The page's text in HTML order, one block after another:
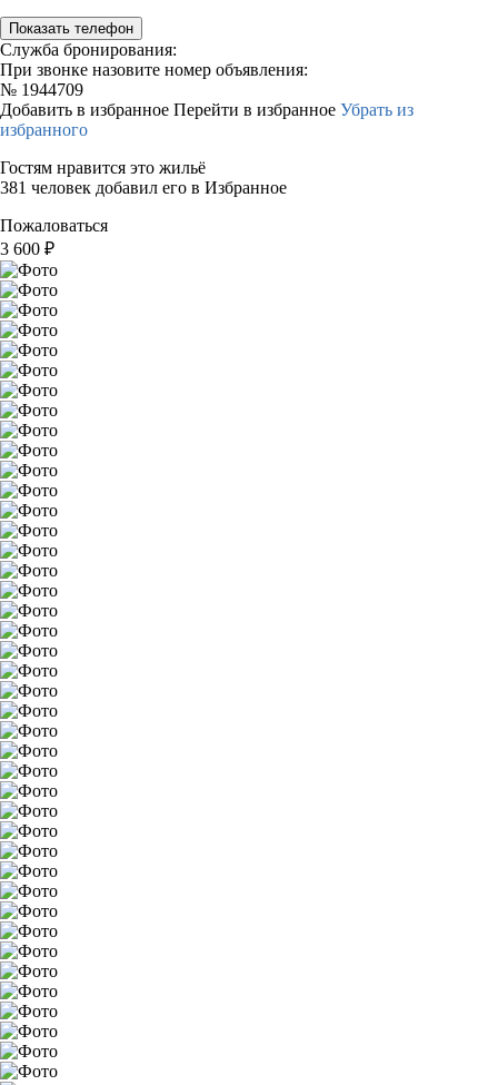
Показать телефон
Служба бронирования:
При звонке назовите номер объявления:
№ 1944709
Добавить в избранное Перейти в избранное Убрать из
избранного
Гостям нравится это жильё
381 человек добавил его в Избранное
Пожаловаться
3 600 ₽